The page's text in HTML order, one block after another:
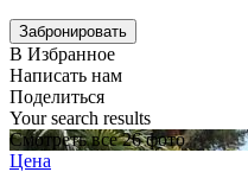
В Избранное
Написать нам
Поделиться
Your search results
Смотреть все 26 фото
Цена